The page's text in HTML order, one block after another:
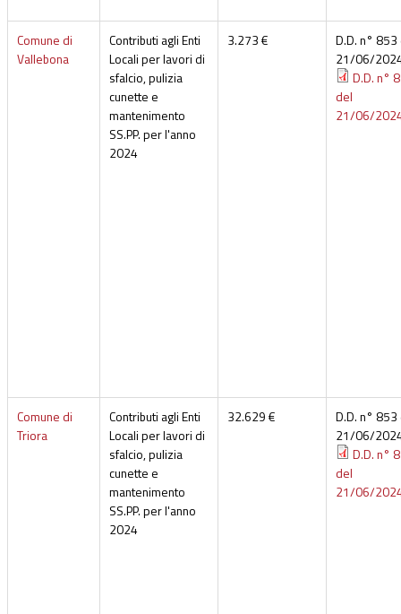
Comune di
Vallebona
Contributi agli Enti
Locali per lavori di
sfalcio, pulizia
cunette e
mantenimento
SS.PP. per l'anno
2024
3.273 €
D.D. n°
21/06/
D.D. n°
del
21/06/
Comune di
Triora
Contributi agli Enti
Locali per lavori di
sfalcio, pulizia
cunette e
mantenimento
SS.PP. per l'anno
2024
32.629 €
D.D. n°
21/06/
D.D. n°
del
21/06/